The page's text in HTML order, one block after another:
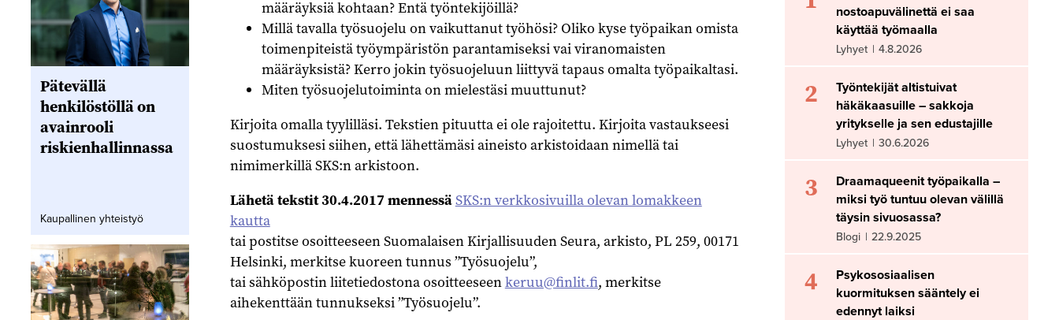
määräyksiä kohtaan? Entä työntekijöillä?
Millä tavalla työsuojelu on vaikuttanut työhösi? Oliko kyse työpaikan omista
toimenpiteistä työympäristön parantamiseksi vai viranomaisten
määräyksistä? Kerro jokin työsuojeluun liittyvä tapaus omalta työpaikaltasi.
Miten työsuojelutoiminta on mielestäsi muuttunut?
Kirjoita omalla tyylilläsi. Tekstien pituutta ei ole rajoitettu. Kirjoita vastaukseesi
suostumuksesi siihen, että lähettämäsi aineisto arkistoidaan nimellä tai
nimimerkillä SKS:n arkistoon.
Lähetä tekstit 30.4.2017 mennessäSKS:n verkkosivuilla olevan lomakkeen
kautta
tai postitse osoitteeseen Suomalaisen Kirjallisuuden Seura, arkisto, PL 259, 00171
Helsinki, merkitse kuoreen tunnus ”Työsuojelu”,
tai sähköpostin liitetiedostona osoitteeseenkeruu@finlit.fi, merkitse
aihekenttään tunnukseksi ”Työsuojelu”.
Pätevällä
henkilöstöllä on
avainrooli
riskienhallinnassa
Kaupallinen yhteistyö
nostoapuvälinettä ei saa
käyttää työmaalla
Lyhyet | 4.8.2026
2
Työntekijät altistuivat
häkäkaasuille – sakkoja
yritykselle ja sen edustajille
Lyhyet | 30.6.2026
3
Draamaqueenit työpaikalla –
miksi työ tuntuu olevan välillä
täysin sivuosassa?
Blogi | 22.9.2025
4
Psykososiaalisen
kuormituksen sääntely ei
edennyt laiksi